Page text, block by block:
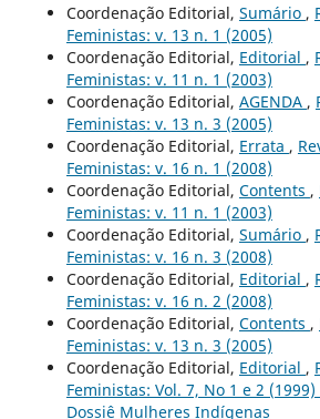
Coordenação Editorial, Sumário ,
Feministas: v. 13 n. 1 (2005)
Coordenação Editorial, Editorial ,
Feministas: v. 11 n. 1 (2003)
Coordenação Editorial, AGENDA ,
Feministas: v. 13 n. 3 (2005)
Coordenação Editorial, Errata ,
Feministas: v. 16 n. 1 (2008)
Coordenação Editorial, Contents ,
Feministas: v. 11 n. 1 (2003)
Coordenação Editorial, Sumário ,
Feministas: v. 16 n. 3 (2008)
Coordenação Editorial, Editorial ,
Feministas: v. 16 n. 2 (2008)
Coordenação Editorial, Contents ,
Feministas: v. 13 n. 3 (2005)
Coordenação Editorial, Editorial ,
Feministas: Vol. 7, No 1 e 2
Dossiê Mulheres Indígenas